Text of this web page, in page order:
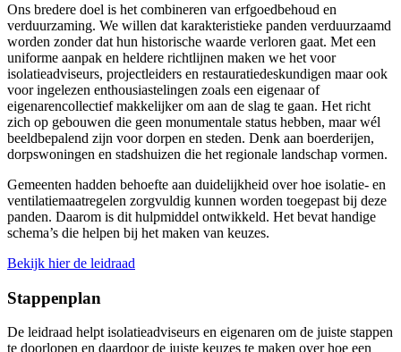
Ons bredere doel is het combineren van erfgoedbehoud en
verduurzaming. We willen dat karakteristieke panden verduurzaamd
worden zonder dat hun historische waarde verloren gaat. Met een
uniforme aanpak en heldere richtlijnen maken we het voor
isolatieadviseurs, projectleiders en restauratiedeskundigen maar ook
voor ingelezen enthousiastelingen zoals een eigenaar of
eigenarencollectief makkelijker om aan de slag te gaan. Het richt
zich op gebouwen die geen monumentale status hebben, maar wél
beeldbepalend zijn voor dorpen en steden. Denk aan boerderijen,
dorpswoningen en stadshuizen die het regionale landschap vormen.
Gemeenten hadden behoefte aan duidelijkheid over hoe isolatie- en
ventilatiemaatregelen zorgvuldig kunnen worden toegepast bij deze
panden. Daarom is dit hulpmiddel ontwikkeld. Het bevat handige
schema’s die helpen bij het maken van keuzes.
Bekijk hier de leidraad
Stappenplan
De leidraad helpt isolatieadviseurs en eigenaren om de juiste stappen
te doorlopen en daardoor de juiste keuzes te maken over hoe een